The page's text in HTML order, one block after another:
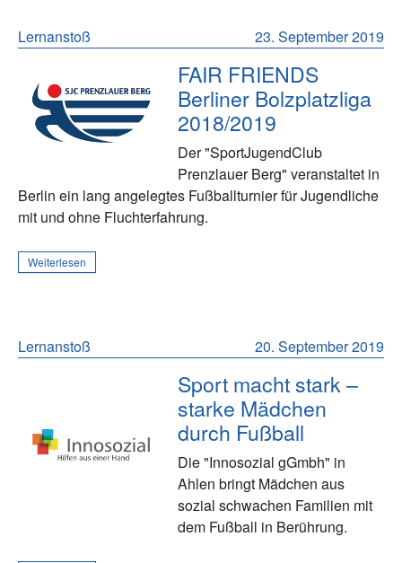
23. September 2019
Lernanstoß
FAIR FRIENDS
Berliner Bolzplatzliga
2018/2019
Der "SportJugendClub
Prenzlauer Berg" veranstaltet in
Berlin ein lang angelegtes Fußballturnier für Jugendliche
mit und ohne Fluchterfahrung.
Weiterlesen
20. September 2019
Lernanstoß
Sport macht stark –
starke Mädchen
durch Fußball
Die "Innosozial gGmbh" in
Ahlen bringt Mädchen aus
sozial schwachen Familien mit
dem Fußball in Berührung.